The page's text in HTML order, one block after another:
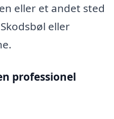
eller et andet sted
eller
professionel